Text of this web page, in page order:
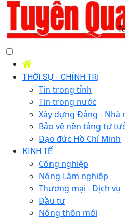
THỜI SỰ - CHÍNH TRỊ
Tin trong tỉnh
Tin trong nước
Xây dựng Đảng - Nhà
Bảo vệ nền tảng tư
Đạo đức Hồ Chí Minh
KINH TẾ
Công nghiệp
Nông-Lâm nghiệp
Thương mại - Dịch vụ
Đầu tư
Nông thôn mới